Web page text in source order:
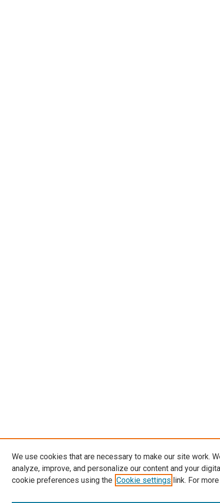
We use cookies that are necessary to make our site work.
analyze, improve, and personalize our content and your
cookie preferences using the Cookie settings link. For